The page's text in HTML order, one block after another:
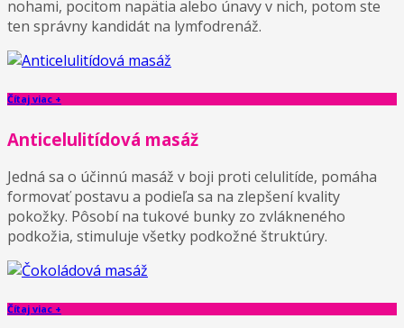
nohami, pocitom napätia alebo únavy v nich, potom ste
ten správny kandidát na lymfodrenáž.
Čítaj viac +
Anticelulitídová masáž
Jedná sa o účinnú masáž v boji proti celulitíde, pomáha
formovať postavu a podieľa sa na zlepšení kvality
pokožky. Pôsobí na tukové bunky zo zvlákneného
podkožia, stimuluje všetky podkožné štruktúry.
Čítaj viac +